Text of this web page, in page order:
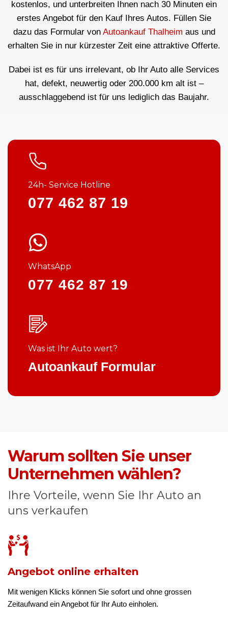
kostenlos, und unterbreiten Ihnen nach 30 Minuten ein
erstes Angebot für den Kauf Ihres Autos. Füllen Sie
dazu das Formular von Autoankauf Thalheim aus und
erhalten Sie in nur kürzester Zeit eine attraktive Offerte.
Dabei ist es für uns irrelevant, ob Ihr Auto alle Services
hat, defekt, neuwertig oder 200.000 km alt ist –
ausschlaggebend ist für uns lediglich das Baujahr.
24h- Service Hotline
077 462 87 19
WhatsApp
077 462 87 19
Was ist Ihr Auto wert?
Autoankauf Formular
Warum sollten Sie unser
Unternehmen wählen?
Ihre Vorteile, wenn Sie Ihr Auto an
uns verkaufen
Angebot online erhalten
Mit wenigen Klicks können Sie sofort und ohne grossen
Zeitaufwand ein Angebot für Ihr Auto einholen.